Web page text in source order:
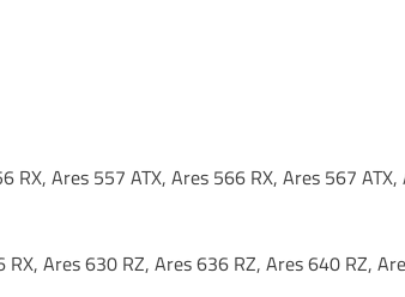
Ares 557 ATX, Ares 566 RX, Ares 567 ATX,
Ares 630 RZ, Ares 636 RZ, Ares 640 RZ,